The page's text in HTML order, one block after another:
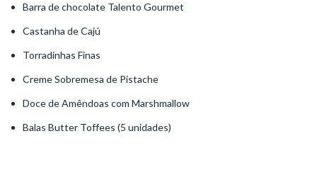
Barra de chocolate Talento Gourmet
Castanha de Cajú
Torradinhas Finas
Creme Sobremesa de Pistache
Doce de Amêndoas com Marshmallow
Balas Butter Toffees (5 unidades)